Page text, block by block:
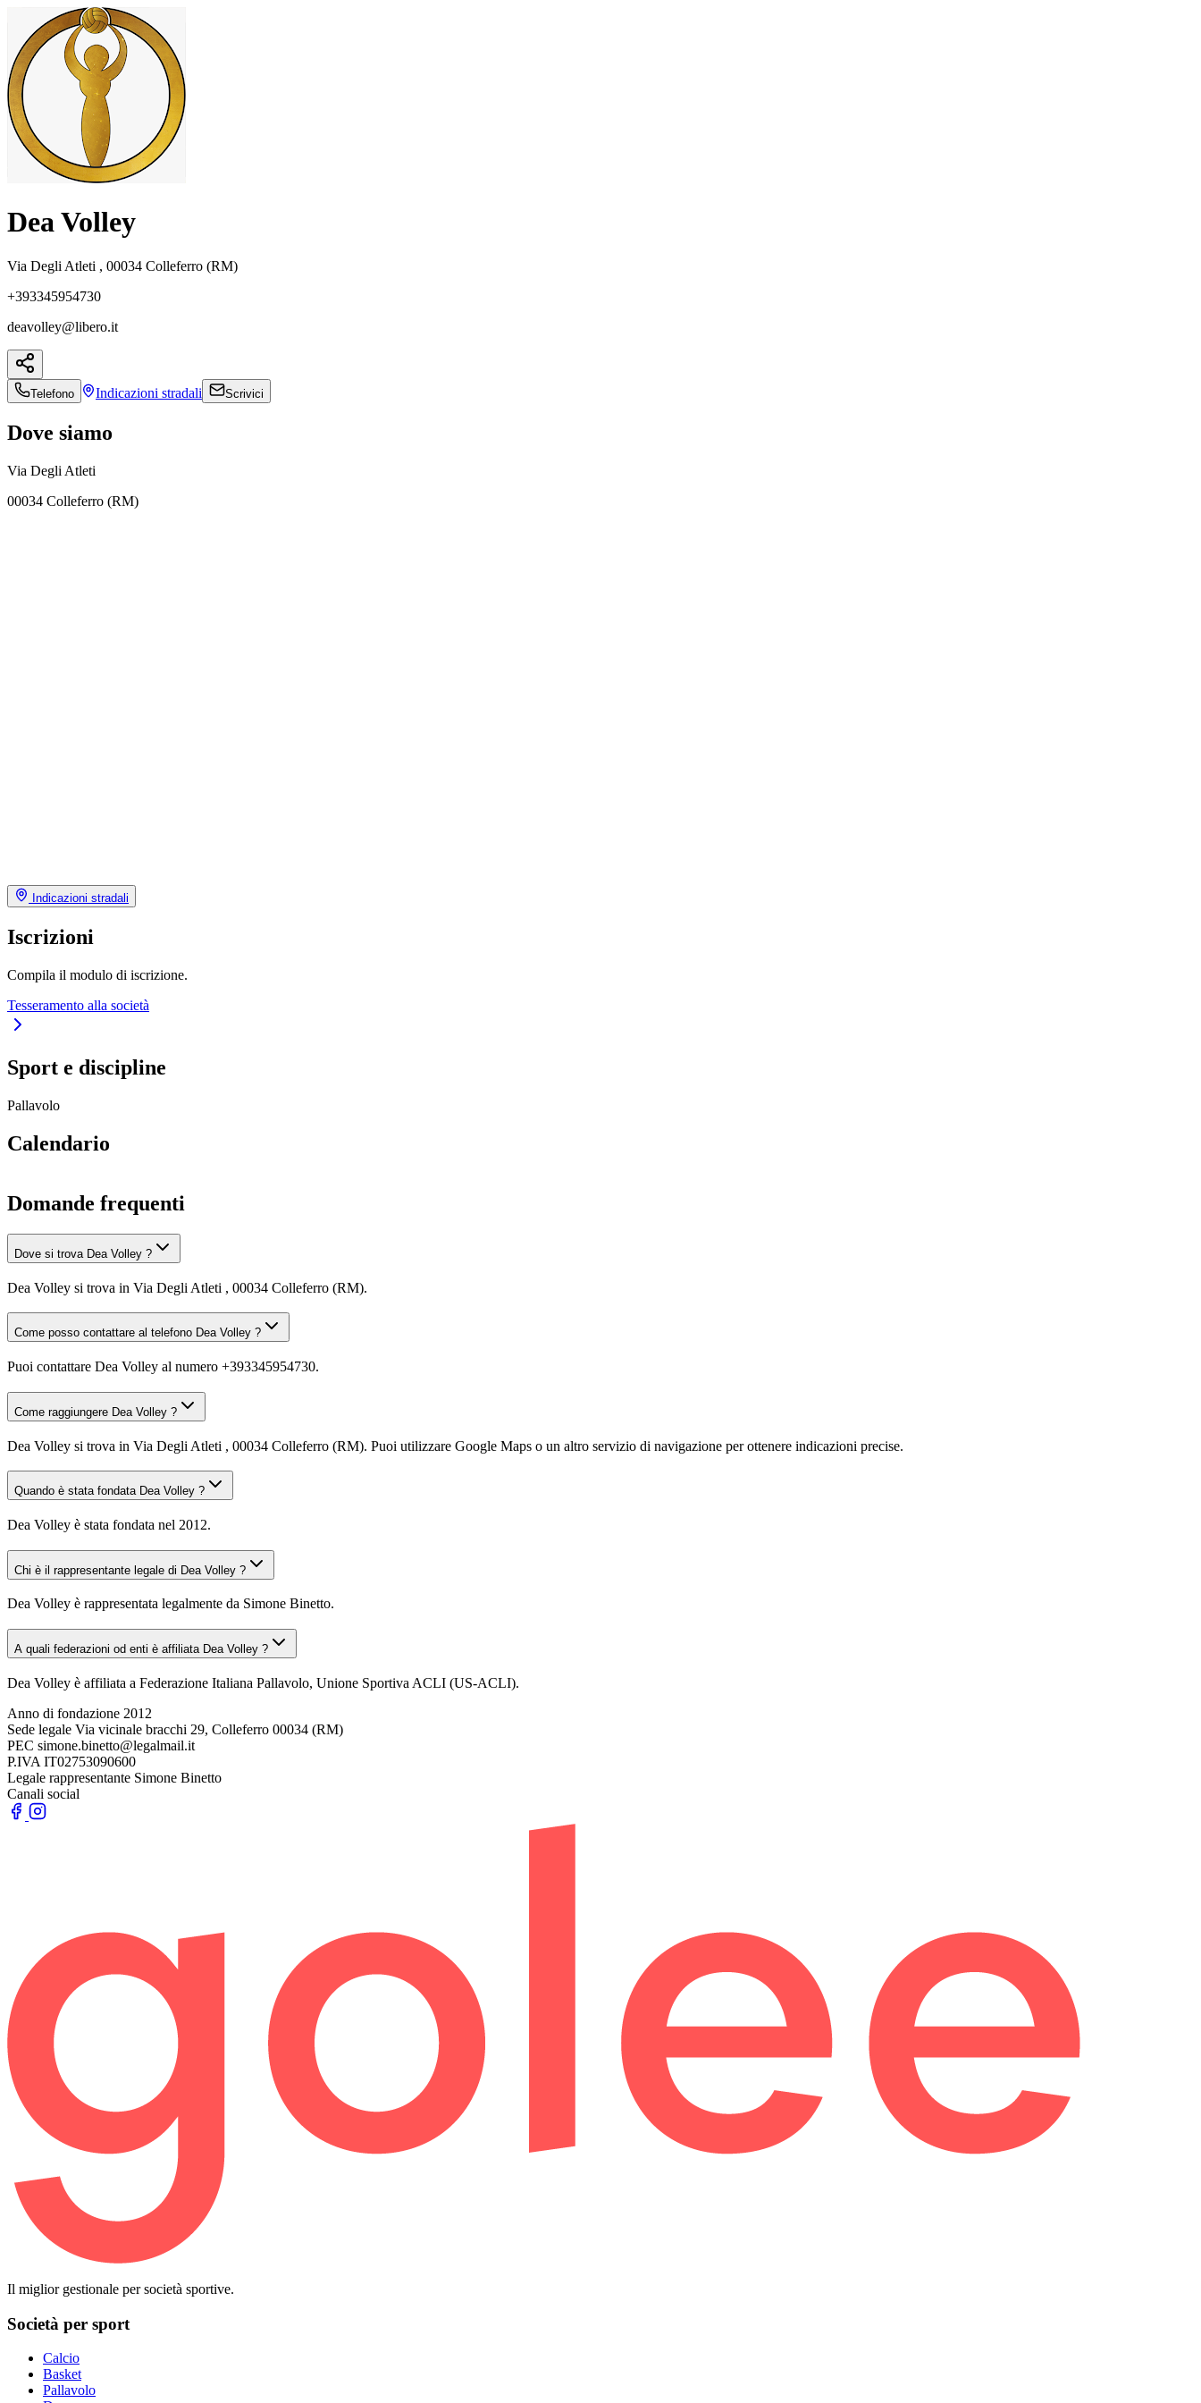
Dea Volley
Via Degli Atleti , 00034 Colleferro (RM)
+393345954730
deavolley@libero.it
Telefono Indicazioni stradali Scrivici
Dove siamo
Via Degli Atleti
00034 Colleferro (RM)
Indicazioni stradali
Iscrizioni
Compila il modulo di iscrizione.
Tesseramento alla società
Sport e discipline
Pallavolo
Calendario
Domande frequenti
Dove si trova Dea Volley ?
Dea Volley si trova in Via Degli Atleti , 00034 Colleferro (RM).
Come posso contattare al telefono Dea Volley ?
Puoi contattare Dea Volley al numero +393345954730.
Come raggiungere Dea Volley ?
Dea Volley si trova in Via Degli Atleti , 00034 Colleferro (RM). Puoi utilizzare Google Maps o un altro servizio di navigazione per ottenere indicazioni precise.
Quando è stata fondata Dea Volley ?
Dea Volley è stata fondata nel 2012.
Chi è il rappresentante legale di Dea Volley ?
Dea Volley è rappresentata legalmente da Simone Binetto.
A quali federazioni od enti è affiliata Dea Volley ?
Dea Volley è affiliata a Federazione Italiana Pallavolo, Unione Sportiva ACLI (US-ACLI).
Anno di fondazione 2012
Sede legale Via vicinale bracchi 29, Colleferro 00034 (RM)
PEC simone.binetto@legalmail.it
P.IVA IT02753090600
Legale rappresentante Simone Binetto
Canali social
Il miglior gestionale per società sportive.
Società per sport
Calcio
Basket
Pallavolo